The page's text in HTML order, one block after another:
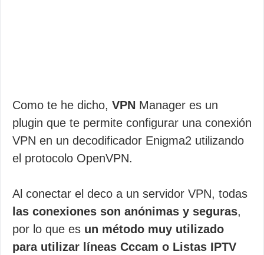
Como te he dicho, VPN Manager es un
plugin que te permite configurar una conexión
VPN en un decodificador Enigma2 utilizando
el protocolo OpenVPN.
Al conectar el deco a un servidor VPN, todas
las conexiones son anónimas y seguras,
por lo que es un método muy utilizado
para utilizar líneas Cccam o Listas IPTV